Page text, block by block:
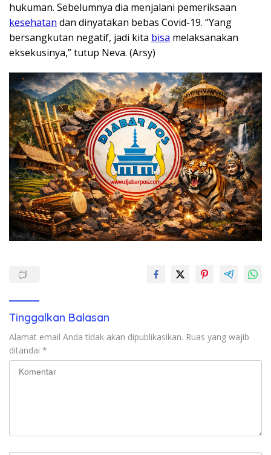
hukuman. Sebelumnya dia menjalani pemeriksaan
kesehatan dan dinyatakan bebas Covid-19. “Yang
bersangkutan negatif, jadi kita bisa melaksanakan
eksekusinya,” tutup Neva. (Arsy)
Tinggalkan Balasan
Alamat email Anda tidak akan dipublikasikan. Ruas yang wajib
ditandai *